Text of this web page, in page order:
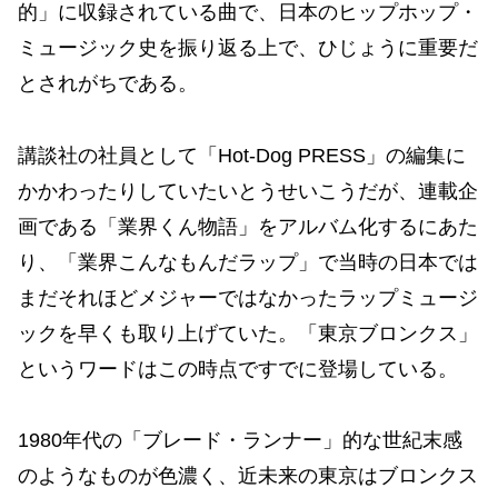
的」に収録されている曲で、日本のヒップホップ・
ミュージック史を振り返る上で、ひじょうに重要だ
とされがちである。
講談社の社員として「Hot-Dog PRESS」の編集に
かかわったりしていたいとうせいこうだが、連載企
画である「業界くん物語」をアルバム化するにあた
り、「業界こんなもんだラップ」で当時の日本では
まだそれほどメジャーではなかったラップミュージ
ックを早くも取り上げていた。「東京ブロンクス」
というワードはこの時点ですでに登場している。
1980年代の「ブレード・ランナー」的な世紀末感
のようなものが色濃く、近未来の東京はブロンクス